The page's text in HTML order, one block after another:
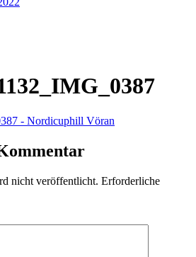
nicht veröffentlicht. Erforderliche